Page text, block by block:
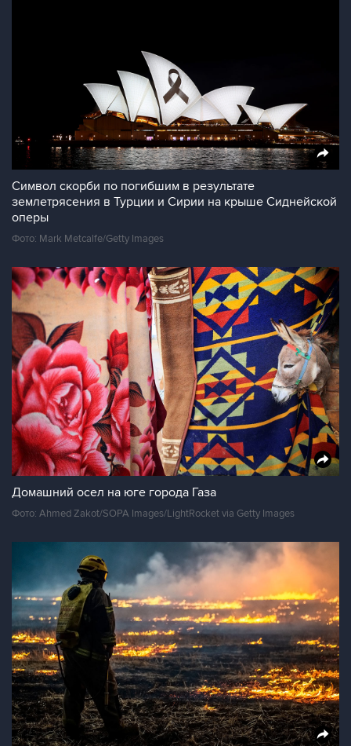
Символ скорби по погибшим в результате
землетрясения в Турции и Сирии на крыше Сиднейской
оперы
Фото: Mark Metcalfe/Getty Images
Домашний осел на юге города Газа
Фото: Ahmed Zakot/SOPA Images/LightRocket via Getty Images